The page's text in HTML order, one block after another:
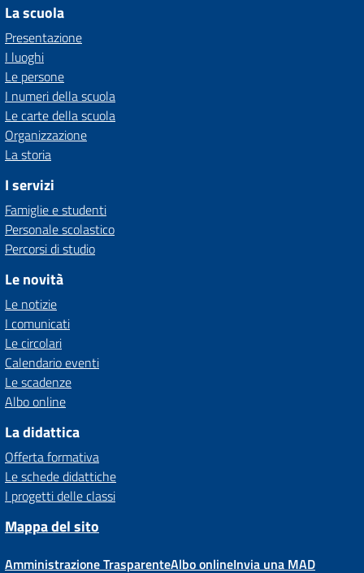
La scuola
Presentazione
I luoghi
Le persone
I numeri della scuola
Le carte della scuola
Organizzazione
La storia
I servizi
Famiglie e studenti
Personale scolastico
Percorsi di studio
Le novità
Le notizie
I comunicati
Le circolari
Calendario eventi
Le scadenze
Albo online
La didattica
Offerta formativa
Le schede didattiche
I progetti delle classi
Mappa del sito
Amministrazione TrasparenteAlbo onlineInvia una MAD